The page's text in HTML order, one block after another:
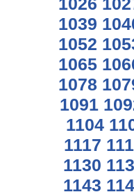
1039
1052
1065
1078
1091
1104
1117
1130
1143